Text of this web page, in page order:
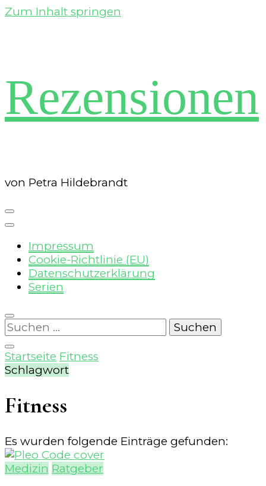
Zum Inhalt springen
Rezensionen
von Petra Hildebrandt
Impressum
Cookie-Richtlinie (EU)
Datenschutzerklärung
Serien
Suchen
nach:
Startseite Fitness
Schlagwort
Fitness
Es wurden folgende Einträge gefunden:
Medizin Ratgeber